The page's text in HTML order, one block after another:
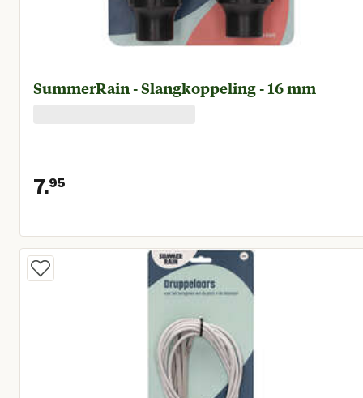
SummerRain - Slangkoppeling - 16 mm
7.95
Huidige prijs € 7,95